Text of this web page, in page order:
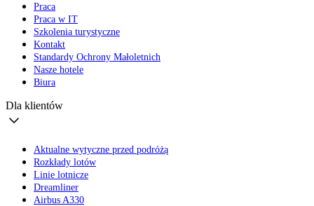
Praca
Praca w IT
Szkolenia turystyczne
Kontakt
Standardy Ochrony Małoletnich
Nasze hotele
Biura
Dla klientów
Aktualne wytyczne przed podróżą
Rozkłady lotów
Linie lotnicze
Dreamliner
Airbus A330